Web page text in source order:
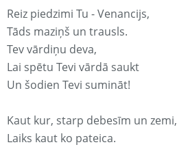
Reiz piedzimi Tu - Venancijs,
Tāds maziņš un trausls.
Tev vārdiņu deva,
Lai spētu Tevi vārdā saukt
Un šodien Tevi sumināt!
Kaut kur, starp debesīm un zemi,
Laiks kaut ko pateica.